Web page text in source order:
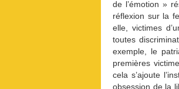
de l’émotion »
réflexion sur la
elle, victimes
toutes
exemple, le
premières
cela s’ajoute
obsession de la